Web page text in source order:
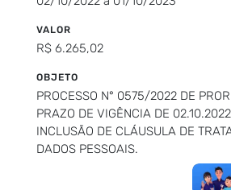
VALOR
R$ 6.265,02
OBJETO
PROCESSO N° 0575/2022 DE
PRAZO DE VIGÊNCIA DE
INCLUSÃO DE CLÁUSULA DE
DADOS PESSOAIS.